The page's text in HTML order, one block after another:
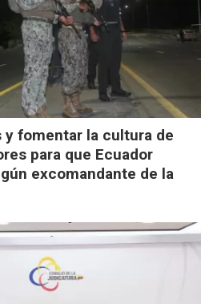
fomentar la cultura de
para que Ecuador
excomandante de la